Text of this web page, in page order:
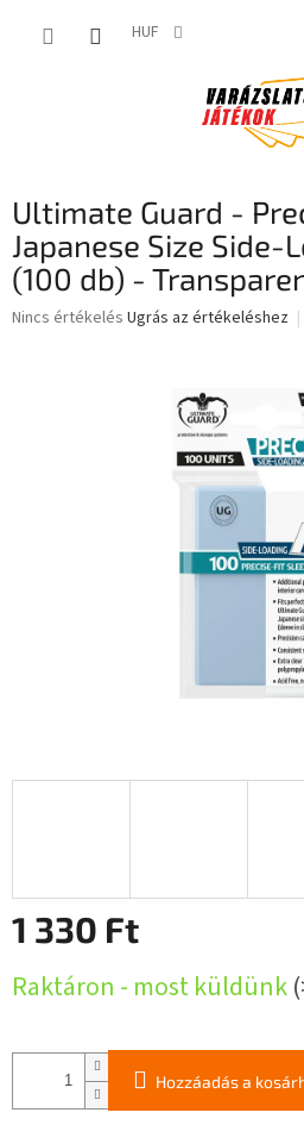
HUF
Ultimate Guard -
Japanese Size Side-
(100 db) -
A
Nincs értékelés Ugrás az értékeléshez
1 330 Ft
Raktáron - most küldünk
Hozzáadás a